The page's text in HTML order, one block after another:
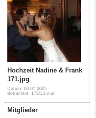
Hochzeit Nadine & Frank
171.jpg
Datum: 03.07.2005
Betrachtet: 173113 mal
Mitglieder